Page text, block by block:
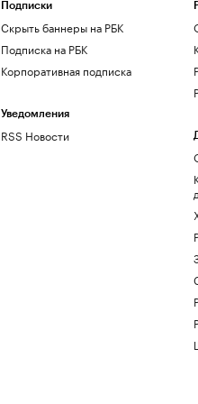
Подписки
Скрыть баннеры на РБК
Подписка на РБК
Корпоративная подписка
Уведомления
RSS Новости